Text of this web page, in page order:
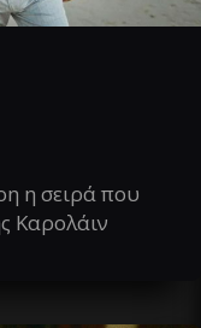
η σειρά που
Καρολάιν